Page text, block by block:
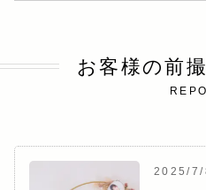
お客様の前
2025/7/